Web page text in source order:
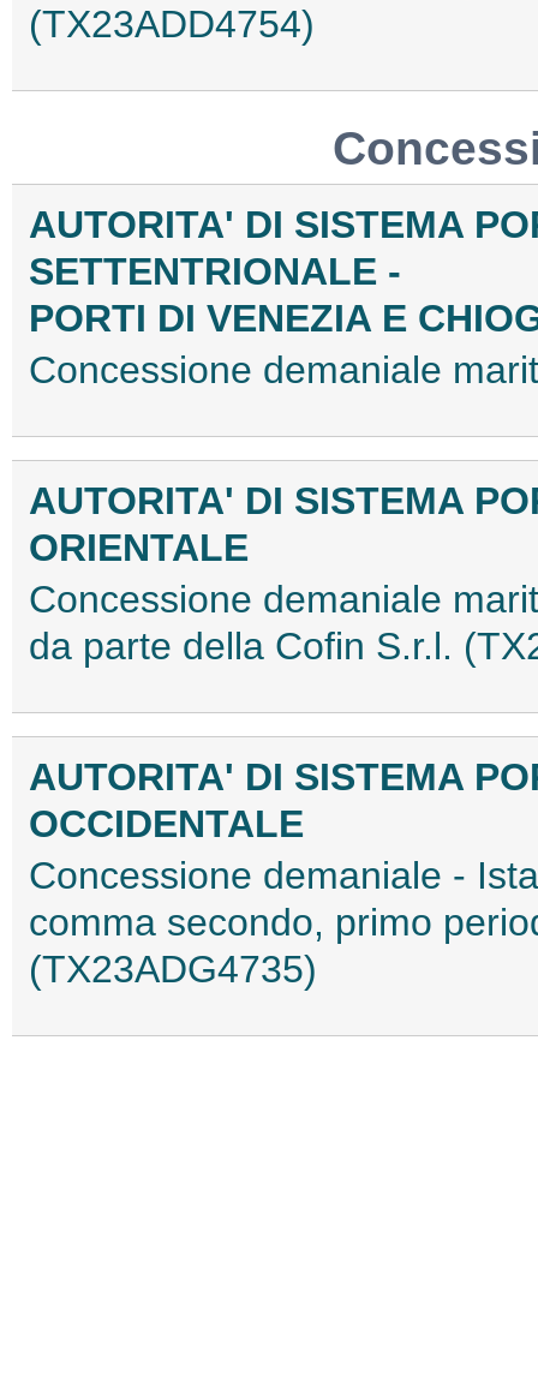
(TX23ADD4754)
AUTORITA' DI SISTEMA
SETTENTRIONALE -
PORTI DI VENEZIA E
Concessione demaniale
AUTORITA' DI SISTEMA
ORIENTALE
Concessione demaniale
da parte della Cofin S.r.l.
AUTORITA' DI SISTEMA
OCCIDENTALE
Concessione demaniale -
comma secondo, primo
(TX23ADG4735)